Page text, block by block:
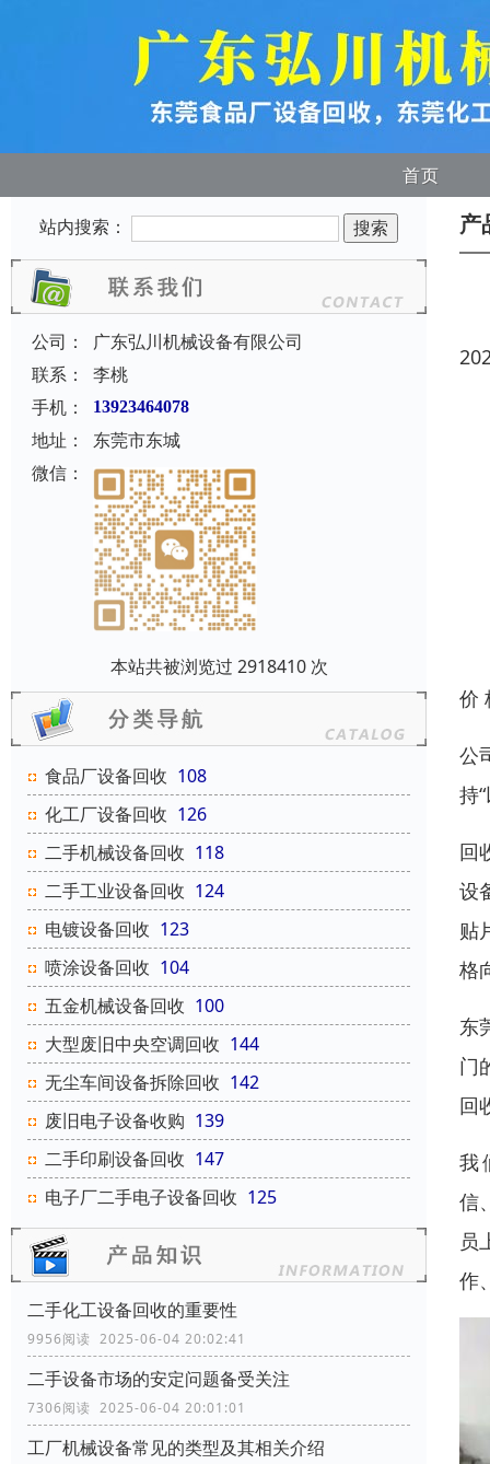
首页
站内搜索：
公司：
广东弘川机械设备有限公司
联系：
李桃
手机：
13923464078
地址：
东莞市东城
微信：
本站共被浏览过 2918410 次
食品厂设备回收 108
化工厂设备回收 126
二手机械设备回收 118
二手工业设备回收 124
电镀设备回收 123
喷涂设备回收 104
五金机械设备回收 100
大型废旧中央空调回收 144
无尘车间设备拆除回收 142
废旧电子设备收购 139
二手印刷设备回收 147
电子厂二手电子设备回收 125
二手化工设备回收的重要性
9956阅读 2025-06-04 20:02:41
二手设备市场的安定问题备受关注
7306阅读 2025-06-04 20:01:01
工厂机械设备常见的类型及其相关介绍
产
价
公
持
回
设
贴
格
东
门
回
我
信
员
作